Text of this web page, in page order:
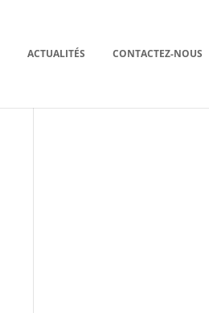
ACTUALITÉS CONTACTEZ-NOUS